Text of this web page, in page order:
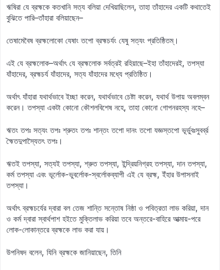
ঋষিরা যে ব্রহ্মকে কতখানি সত্য বলিয়া দেখিয়াছিলেন, তাহা তাঁহাদের একটি কথাতেই
বুঝিতে পারি–তাঁহারা বলিয়াছেন–
তেষামেবৈষ ব্রহ্মলোকো যেষাং তপো ব্রহ্মচর্যং যেষু সত্যং প্রতিষ্ঠিতম্‌।
এই যে ব্রহ্মলোক–অর্থাৎ যে ব্রহ্মলোক সর্বত্রই রহিয়াছে–ইহা তাঁহাদেরই, তপস্যা
যাঁহাদের, ব্রহ্মচর্য যাঁহাদের, সত্য যাঁহাদের মধ্যে প্রতিষ্ঠিত।
অর্থাৎ যাঁহারা যথার্থভাবে ইচ্ছা করেন, যথার্থভাবে চেষ্টা করেন, যথার্থ উপায় অবলম্বন
করেন। তপস্যা একটা কোনো কৌশলবিশেষ নহে, তাহা কোনো গোপনরহস্য নহে–
ঋতং তপঃ সত্যং তপঃ শ্রুতং তপঃ শান্তং তপো দানং তপো যজ্ঞস্তপো ভূর্ভুবঃসুবর্ব্র
হ্মৈতদুপাস্যৈতৎ তপঃ।
ঋতই তপস্যা, সত্যই তপস্যা, শ্রুত তপস্যা, ইন্দ্রিয়নিগ্রহ তপস্যা, দান তপস্যা,
কর্ম তপস্যা এবং ভূর্লোক-ভুবর্লোক-স্বর্লোকব্যাপী এই যে ব্রহ্ম, ইঁহার উপাসনাই
তপস্যা।
অর্থাৎ ব্রহ্মচর্যের দ্বারা বল তেজ শান্তি সন্তোষ নিষ্ঠা ও পবিত্রতা লাভ করিয়া, দান
ও কর্ম দ্বারা স্বার্থপাশ হইতে মুক্তিলাভ করিয়া তবে অন্তরে-বাহিরে আত্মায়-পরে
লোক-লোকান্তরে ব্রহ্মকে লাভ করা যায়।
উপনিষদ বলেন, যিনি ব্রহ্মকে জানিয়াছেন, তিনি